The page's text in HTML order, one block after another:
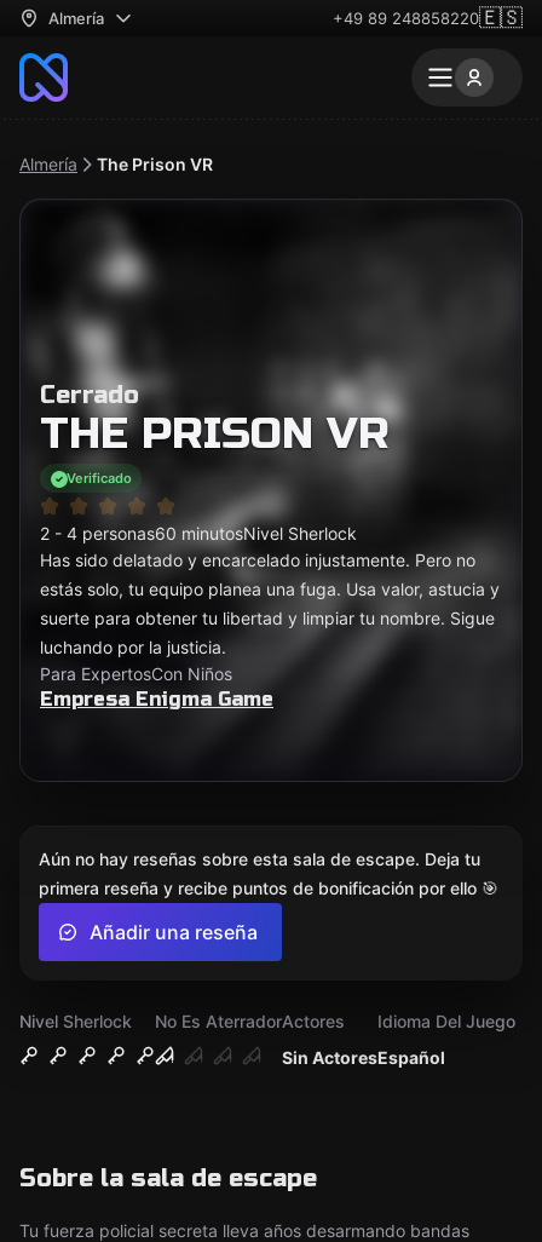
Almería +49 89 248858220🇪🇸
Almería The Prison VR
Cerrado
THE PRISON VR
Verificado
2 - 4 personas60 minutosNivel Sherlock
Has sido delatado y encarcelado injustamente. Pero no
estás solo, tu equipo planea una fuga. Usa valor, astucia y
suerte para obtener tu libertad y limpiar tu nombre. Sigue
luchando por la justicia.
Para ExpertosCon Niños
Empresa Enigma Game
Nivel Sherlock
No Es Aterrador
Sin Actores
Actores
Español
Idioma Del Juego
Sobre la sala de escape
Tu fuerza policial secreta lleva años desarmando bandas
Aún no hay reseñas sobre esta sala de escape. Deja tu
primera reseña y recibe puntos de bonificación por ello 🎯
Añadir una reseña